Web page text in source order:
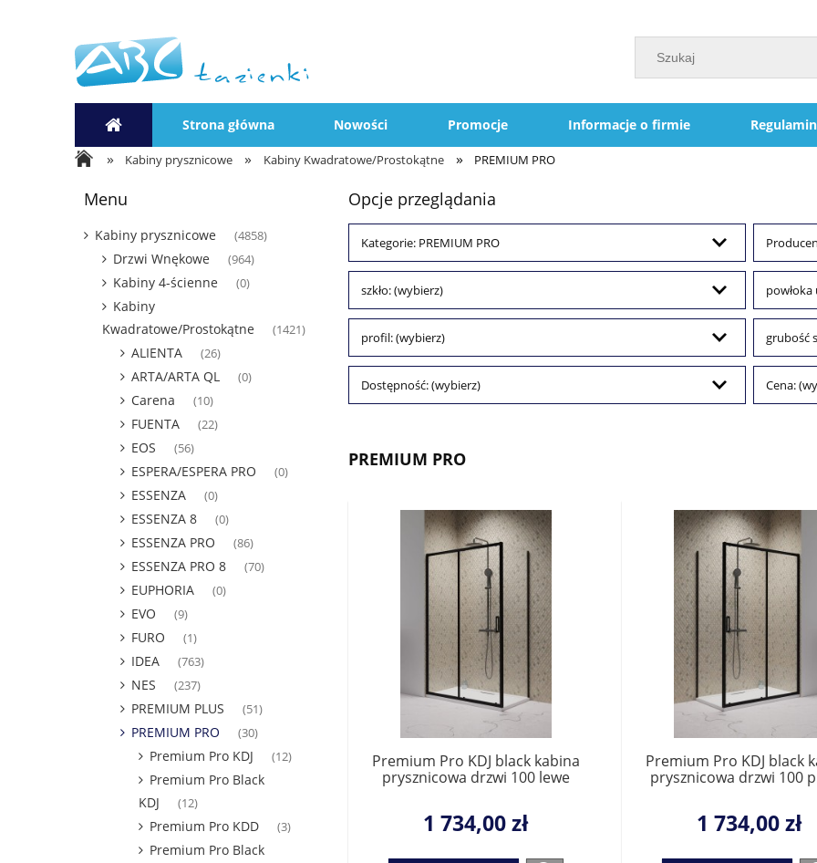
Strona główna Nowości Promocje Informacje o firmie Regulamin
» Kabiny prysznicowe » Kabiny Kwadratowe/Prostokątne » PREMIUM PRO
Menu
Kabiny prysznicowe (4858)
Drzwi Wnękowe (964)
Kabiny 4-ścienne (0)
Kabiny
Kwadratowe/Prostokątne
(1421)
ALIENTA (26)
ARTA/ARTA QL (0)
Carena (10)
FUENTA (22)
EOS (56)
ESPERA/ESPERA PRO (0)
ESSENZA (0)
ESSENZA 8 (0)
ESSENZA PRO (86)
ESSENZA PRO 8 (70)
EUPHORIA (0)
EVO (9)
FURO (1)
IDEA (763)
NES (237)
PREMIUM PLUS (51)
PREMIUM PRO (30)
Premium Pro KDJ (12)
Premium Pro Black
KDJ
(12)
Premium Pro KDD (3)
Premium Pro Black
Opcje przeglądania
Kategorie: PREMIUM PRO
szkło: (wybierz) powłoka
profil: (wybierz) grubość
Dostępność: (wybierz) Cena:
PREMIUM PRO
Premium Pro KDJ black kabina
prysznicowa drzwi 100 lewe
kompletowania ze ścianką.
Przesyłka gratis!
1 734,00 zł
Premium Pro KDJ black
prysznicowa drzwi 100
kompletowania ze
Przesyłka gratis!
1 734,00 zł